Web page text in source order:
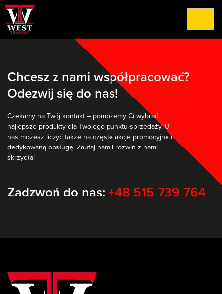
Chcesz z nami współpracować?
Odezwij się do nas!
Czekamy na Twój kontakt – pomożemy Ci wybrać
najlepsze produkty dla Twojego punktu sprzedaży. U
nas możesz liczyć także na częste akcje promocyjne i
dedykowaną obsługę. Zaufaj nam i rozwiń z nami
skrzydła!
Zadzwoń do nas: +48 515 739 764